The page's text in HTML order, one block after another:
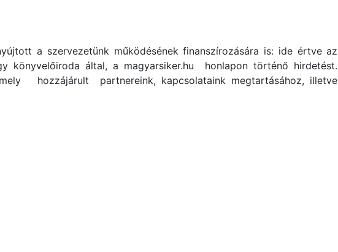
a szervezetünk működésének finanszírozására is: ide értve az
könyvelőiroda által, a magyarsiker.hu honlapon történő hirdetést.
hozzájárult partnereink, kapcsolataink megtartásához, illetve